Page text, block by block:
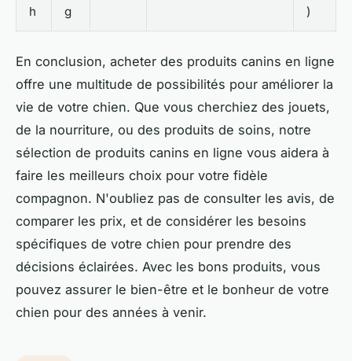
h
g
)
En conclusion, acheter des produits canins en ligne
offre une multitude de possibilités pour améliorer la
vie de votre chien. Que vous cherchiez des jouets,
de la nourriture, ou des produits de soins, notre
sélection de produits canins en ligne vous aidera à
faire les meilleurs choix pour votre fidèle
compagnon. N'oubliez pas de consulter les avis, de
comparer les prix, et de considérer les besoins
spécifiques de votre chien pour prendre des
décisions éclairées. Avec les bons produits, vous
pouvez assurer le bien-être et le bonheur de votre
chien pour des années à venir.